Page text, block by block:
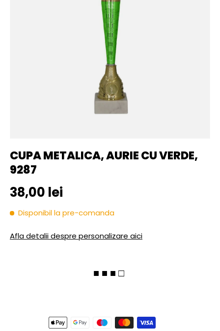
CUPA METALICA, AURIE CU VERDE,
9287
Pret initial
38,00 lei
Disponibil la pre-comanda
Afla detalii despre personalizare aici
■ ■ ■ □